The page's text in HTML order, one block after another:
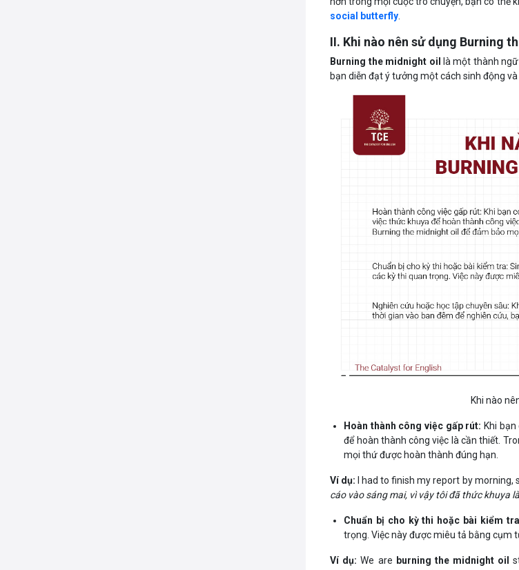
social butterfly.
II. Khi nào nên sử dụng Burning
Burning the midnight oil
là một thành
bạn diễn đạt ý tưởng một cách sinh động
Khi nào
Hoàn thành công việc gấp rút: Khi
để hoàn thành công việc là cần thiết.
mọi thứ được hoàn thành đúng hạn.
Ví dụ: I had to finish my report by morning,
cáo vào sáng mai, vì vậy tôi đã thức khuya
Chuẩn bị cho kỳ thi hoặc bài kiểm
trọng. Việc này được miêu tả bằng cụm
Ví dụ: We are burning the midnight oil